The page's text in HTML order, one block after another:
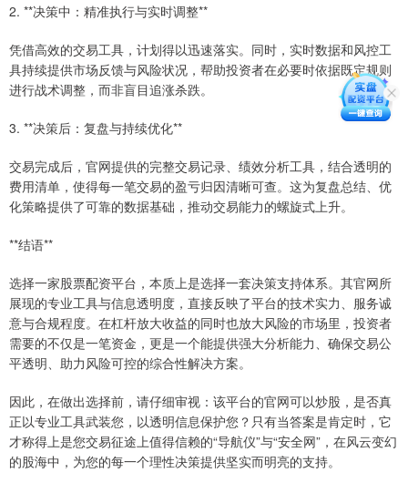
2. **决策中：精准执行与实时调整**
凭借高效的交易工具，计划得以迅速落实。同时，实时数据和风控工
具持续提供市场反馈与风险状况，帮助投资者在必要时依据既定规则
进行战术调整，而非盲目追涨杀跌。
3. **决策后：复盘与持续优化**
交易完成后，官网提供的完整交易记录、绩效分析工具，结合透明的
费用清单，使得每一笔交易的盈亏归因清晰可查。这为复盘总结、优
化策略提供了可靠的数据基础，推动交易能力的螺旋式上升。
**结语**
选择一家股票配资平台，本质上是选择一套决策支持体系。其官网所
展现的专业工具与信息透明度，直接反映了平台的技术实力、服务诚
意与合规程度。在杠杆放大收益的同时也放大风险的市场里，投资者
需要的不仅是一笔资金，更是一个能提供强大分析能力、确保交易公
平透明、助力风险可控的综合性解决方案。
因此，在做出选择前，请仔细审视：该平台的官网可以炒股，是否真
正以专业工具武装您，以透明信息保护您？只有当答案是肯定时，它
才称得上是您交易征途上值得信赖的“导航仪”与“安全网”，在风云变幻
的股海中，为您的每一个理性决策提供坚实而明亮的支持。